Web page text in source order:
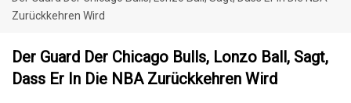
Zurückkehren Wird
Der Guard Der Chicago Bulls, Lonzo Ball, Sagt,
Dass Er In Die NBA Zurückkehren Wird